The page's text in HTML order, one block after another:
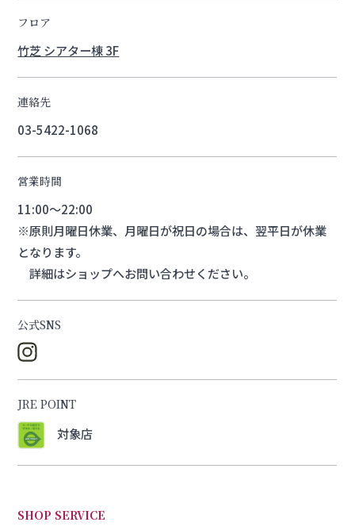
フロア
竹芝 シアター棟 3F
連絡先
03-5422-1068
営業時間
11:00～22:00
※原則月曜日休業、月曜日が祝日の場合は、翌平日が休業
となります。
詳細はショップへお問い合わせください。
公式SNS
JRE POINT
対象店
SHOP SERVICE